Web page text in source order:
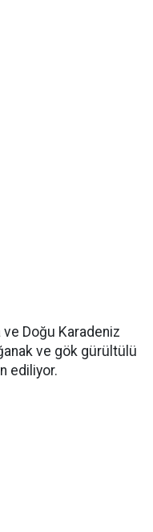
ve Doğu Karadeniz
ve gök gürültülü
ediliyor.